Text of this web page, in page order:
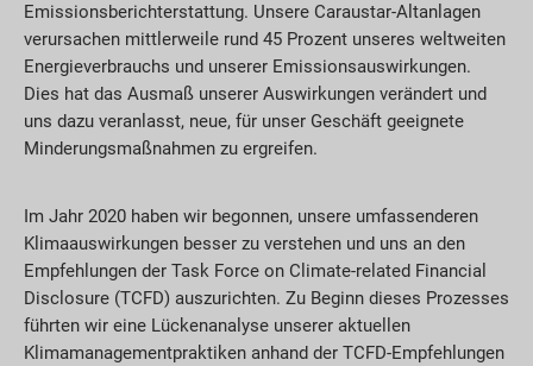
Emissionsberichterstattung. Unsere Caraustar-Altanlagen
verursachen mittlerweile rund 45 Prozent unseres weltweiten
Energieverbrauchs und unserer Emissionsauswirkungen.
Dies hat das Ausmaß unserer Auswirkungen verändert und
uns dazu veranlasst, neue, für unser Geschäft geeignete
Minderungsmaßnahmen zu ergreifen.
Im Jahr 2020 haben wir begonnen, unsere umfassenderen
Klimaauswirkungen besser zu verstehen und uns an den
Empfehlungen der Task Force on Climate-related Financial
Disclosure (TCFD) auszurichten. Zu Beginn dieses Prozesses
führten wir eine Lückenanalyse unserer aktuellen
Klimamanagementpraktiken anhand der TCFD-Empfehlungen